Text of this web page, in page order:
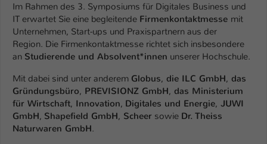
Im Rahmen des 3. Symposiums für Digitales Business und
IT erwartet Sie eine begleitende Firmenkontaktmesse mit
Unternehmen, Start-ups und Praxispartnern aus der
Region. Die Firmenkontaktmesse richtet sich insbesondere
an Studierende und Absolvent*innen unserer Hochschule.
Mit dabei sind unter anderem Globus, die ILC GmbH, das
Gründungsbüro, PREVISIONZ GmbH, das Ministerium
für Wirtschaft, Innovation, Digitales und Energie, JUWI
GmbH, Shapefield GmbH, Scheer sowie Dr. Theiss
Naturwaren GmbH.
Zweck
Dieser Cookie teilt der Webseite mit, ob
ein Besucher im Typo3-Backend
angemeldet ist und Rechte besitzt diese
zu verwalten.